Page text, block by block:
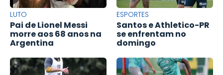
LUTO
Pai de Lionel Messi
morre aos 68 anos na
Argentina
ESPORTES
Santos e Athletico-PR
se enfrentam no
domingo